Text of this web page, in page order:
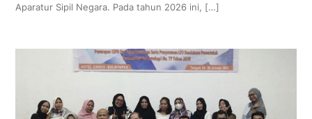
Aparatur Sipil Negara. Pada tahun 2026 ini, […]